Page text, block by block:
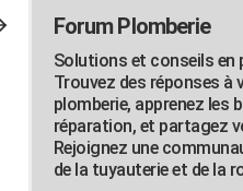
Forum Plomberie
Solutions et conseils en
Trouvez des réponses à
plomberie, apprenez les
réparation, et partagez
Rejoignez une
de la tuyauterie et de la